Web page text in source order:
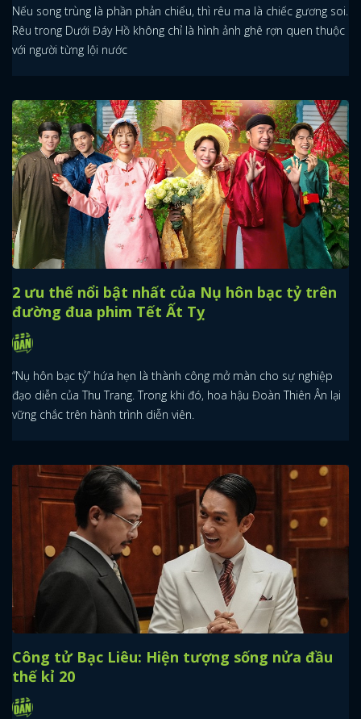
Nếu song trùng là phần phản chiếu, thì rêu ma là chiếc gương soi.
Rêu trong Dưới Đáy Hồ không chỉ là hình ảnh ghê rợn quen thuộc
với người từng lội nước
2 ưu thế nổi bật nhất của Nụ hôn bạc tỷ trên
đường đua phim Tết Ất Tỵ
“Nụ hôn bạc tỷ” hứa hẹn là thành công mở màn cho sự nghiệp
đạo diễn của Thu Trang. Trong khi đó, hoa hậu Đoàn Thiên Ân lại
vững chắc trên hành trình diễn viên.
Công tử Bạc Liêu: Hiện tượng sống nửa đầu
thế kỉ 20